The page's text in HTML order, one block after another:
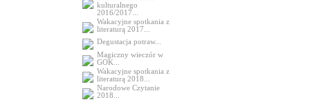
kulturalnego
2016/2017...
Wakacyjne spotkania z
literaturą 2017...
Degustacja potraw...
Magiczny wieczór w
GOK...
Wakacyjne spotkania z
literaturą 2018...
Narodowe Czytanie
2018...